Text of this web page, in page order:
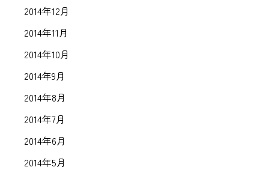
2014年12月
2014年11月
2014年10月
2014年9月
2014年8月
2014年7月
2014年6月
2014年5月